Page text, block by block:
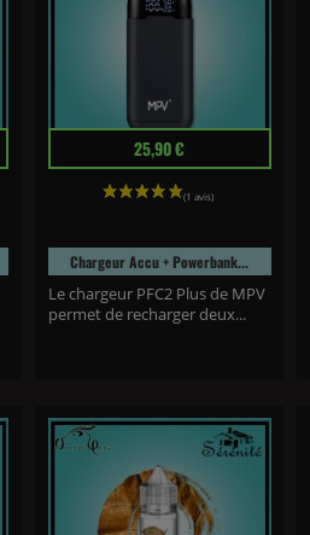
25,90 €
Chargeur Accu + Powerbank...
Le chargeur PFC2 Plus de MPV
permet de recharger deux...